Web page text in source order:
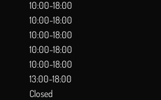
10:00-18:00
10:00-18:00
10:00-18:00
10:00-18:00
10:00-18:00
13:00-18:00
Closed